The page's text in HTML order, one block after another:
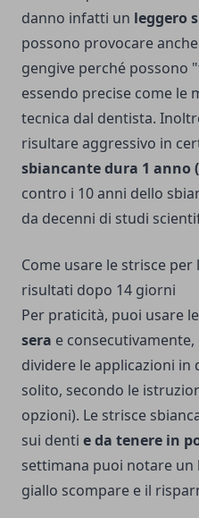
danno infatti un leggero
possono provocare
gengive perché possono
essendo precise come le
tecnica dal dentista.
risultare aggressivo in
sbiancante dura 1 anno
contro i 10 anni dello
da decenni di studi
Come usare le strisce
risultati dopo 14 giorni
Per praticità, puoi usare
sera e consecutivamente,
dividere le applicazioni in
solito, secondo le
opzioni). Le strisce
sui denti e da tenere in
settimana puoi notare
giallo scompare e il